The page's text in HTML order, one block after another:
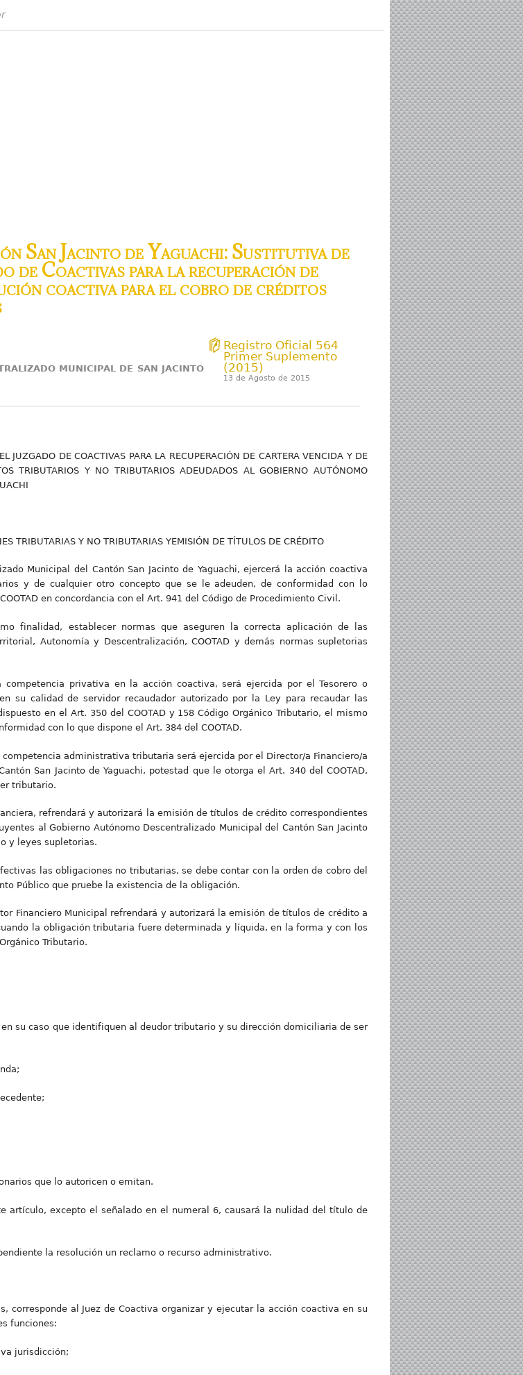
San Jacinto de Yaguachi: Sustitutiva de
Coactivas para la recuperación de
coactiva para el cobro de créditos
Registro Oficial 564
Primer Suplemento
(2015)
13 de Agosto de 2015
MUNICIPAL DE SAN JACINTO
JUZGADO DE COACTIVAS PARA LA RECUPERACIÓN DE CARTERA VENCIDA Y DE
TRIBUTARIOS Y NO TRIBUTARIOS ADEUDADOS AL GOBIERNO AUTÓNOMO
TRIBUTARIAS Y NO TRIBUTARIAS YEMISIÓN DE TÍTULOS DE CRÉDITO
Municipal del Cantón San Jacinto de Yaguachi, ejercerá la acción coactiva
y de cualquier otro concepto que se le adeuden, de conformidad con lo
en concordancia con el Art. 941 del Código de Procedimiento Civil.
finalidad, establecer normas que aseguren la correcta aplicación de las
Autonomía y Descentralización, COOTAD y demás normas supletorias
privativa en la acción coactiva, será ejercida por el Tesorero o
su calidad de servidor recaudador autorizado por la Ley para recaudar las
en el Art. 350 del COOTAD y 158 Código Orgánico Tributario, el mismo
con lo que dispone el Art. 384 del COOTAD.
administrativa tributaria será ejercida por el Director/a Financiero/a
San Jacinto de Yaguachi, potestad que le otorga el Art. 340 del COOTAD,
tributario.
refrendará y autorizará la emisión de títulos de crédito correspondientes
al Gobierno Autónomo Descentralizado Municipal del Cantón San Jacinto
y leyes supletorias.
las obligaciones no tributarias, se debe contar con la orden de cobro del
Público que pruebe la existencia de la obligación.
Financiero Municipal refrendará y autorizará la emisión de títulos de crédito a
la obligación tributaria fuere determinada y líquida, en la forma y con los
Tributario.
su caso que identifiquen al deudor tributario y su dirección domiciliaria de ser
que lo autoricen o emitan.
artículo, excepto el señalado en el numeral 6, causará la nulidad del título de
la resolución un reclamo o recurso administrativo.
corresponde al Juez de Coactiva organizar y ejecutar la acción coactiva en su
funciones:
jurisdicción;